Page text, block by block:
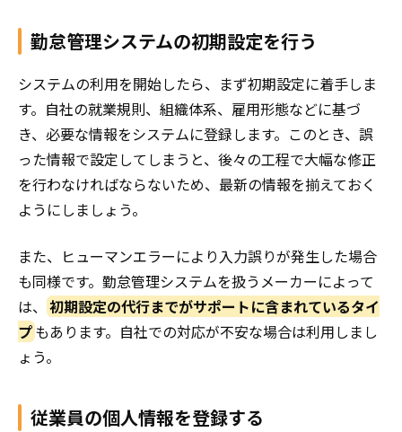
勤怠管理システムの初期設定を行う
システムの利用を開始したら、まず初期設定に着手しま
す。自社の就業規則、組織体系、雇用形態などに基づ
き、必要な情報をシステムに登録します。このとき、誤
った情報で設定してしまうと、後々の工程で大幅な修正
を行わなければならないため、最新の情報を揃えておく
ようにしましょう。
また、ヒューマンエラーにより入力誤りが発生した場合
も同様です。勤怠管理システムを扱うメーカーによって
は、 初期設定の代行までがサポートに含まれているタイ
プもあります。自社での対応が不安な場合は利用しまし
ょう。
従業員の個人情報を登録する